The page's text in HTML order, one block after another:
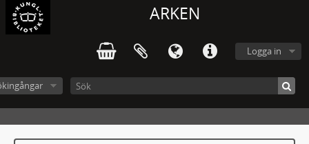
ARKEN
Logga in